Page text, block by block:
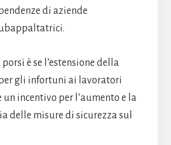
di aziende
è se l’estensione della
gli infortuni ai lavoratori
incentivo per l’aumento e la
delle misure di sicurezza sul